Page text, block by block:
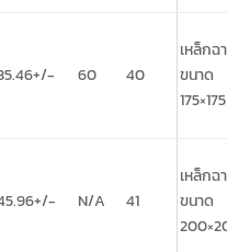
60 40
เหล็กฉ
ขนาด
175×175
N/A 41
เหล็กฉ
ขนาด